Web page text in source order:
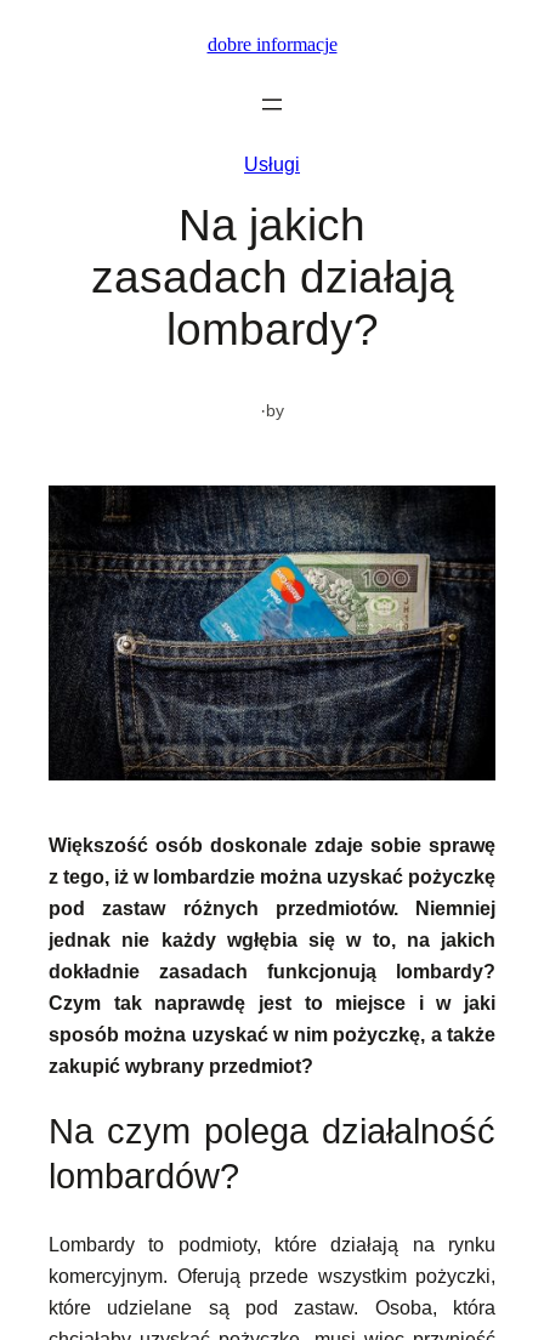
dobre informacje
Usługi
Na jakich
zasadach działają
lombardy?
·by
Większość osób doskonale zdaje sobie sprawę
z tego, iż w lombardzie można uzyskać pożyczkę
pod zastaw różnych przedmiotów. Niemniej
jednak nie każdy wgłębia się w to, na jakich
dokładnie zasadach funkcjonują lombardy?
Czym tak naprawdę jest to miejsce i w jaki
sposób można uzyskać w nim pożyczkę, a także
zakupić wybrany przedmiot?
Na czym polega działalność
lombardów?
Lombardy to podmioty, które działają na rynku
komercyjnym. Oferują przede wszystkim pożyczki,
które udzielane są pod zastaw. Osoba, która